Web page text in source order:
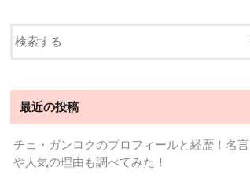
最近の投稿
チェ・ガンロクのプロフィールと経歴！名言
や人気の理由も調べてみた！